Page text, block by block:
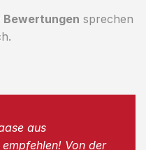
Bewertungen sprechen
aus
Von der